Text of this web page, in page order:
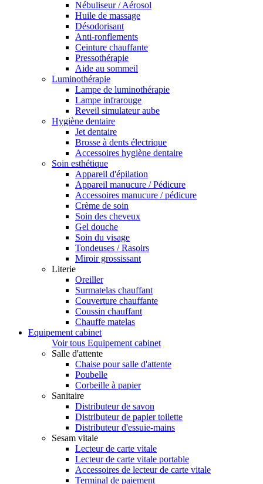
Nébuliseur / Aérosol
Huile de massage
Désodorisant
Anti-ronflements
Ceinture chauffante
Pressothérapie
Aide au sommeil
Luminothérapie
Lampe de luminothérapie
Lampe infrarouge
Reveil simulateur aube
Hygiène dentaire
Jet dentaire
Brosse à dents électrique
Accessoires hygiène dentaire
Soin esthétique
Appareil d'épilation
Appareil manucure / Pédicure
Accessoires manucure / pédicure
Crème de soin
Soin des cheveux
Gel douche
Soin du visage
Tondeuses / Rasoirs
Miroir grossissant
Literie
Oreiller
Surmatelas chauffant
Couverture chauffante
Coussin chauffant
Chauffe matelas
Equipement cabinet
Voir tous Equipement cabinet
Salle d'attente
Chaise pour salle d'attente
Poubelle
Corbeille à papier
Sanitaire
Distributeur de savon
Distributeur de papier toilette
Distributeur d'essuie-mains
Sesam vitale
Lecteur de carte vitale
Lecteur de carte vitale portable
Accessoires de lecteur de carte vitale
Terminal de paiement